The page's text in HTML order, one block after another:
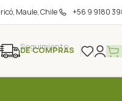
Maule, Chile +56 9 9180
Seguimiento
DE COMPRAS